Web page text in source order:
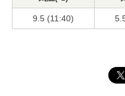
9.5 (11:40)